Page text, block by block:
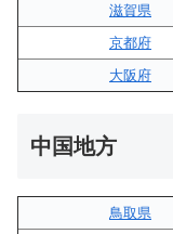
滋賀県
京都府
大阪府
中国地方
鳥取県